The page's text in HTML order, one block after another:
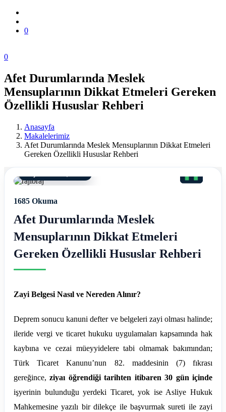
0
0
Zonguldak
Ereğli
Müşavir
Ferdi
Asım
Afet Durumlarında Meslek
Mensuplarının Dikkat Etmeleri Gereken
Özellikli Hususlar Rehberi
Anasayfa
Makalelerimiz
Afet Durumlarında Meslek Mensuplarının Dikkat Etmeleri
Gereken Özellikli Hususlar Rehberi
1685 Okuma
Afet Durumlarında Meslek
Mensuplarının Dikkat Etmeleri
Gereken Özellikli Hususlar Rehberi
Zayi Belgesi Nasıl ve Nereden Alınır?
Deprem sonucu kanuni defter ve belgeleri zayi olması halinde;
ileride vergi ve ticaret hukuku uygulamaları kapsamında hak
kaybına ve cezai müeyyidelere tabi olmamak bakımından;
Türk Ticaret Kanunu’nun 82. maddesinin (7) fıkrası
gereğince,ziyaı öğrendiği tarihten itibaren 30 gün içinde
işyerinin bulunduğu yerdeki Ticaret, yok ise Asliye Hukuk
Mahkemesine yazılı bir dilekçe ile başvurmak sureti ile zayi